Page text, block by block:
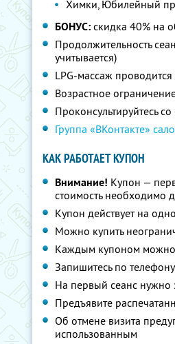
Химки, Юбилейный
БОНУС: скидка 40% на
Продолжительность
учитывается)
LPG-массаж
Возрастное
Проконсультируйтесь
Группа «ВКонтакте»
КАК РАБОТАЕТ КУПОН
Внимание! Купон —
стоимость необходимо
Купон действует на
Можно купить
Каждым купоном можно
Запишитесь по
На первый сеанс нужно
Предъявите
Об отмене визита
использованным